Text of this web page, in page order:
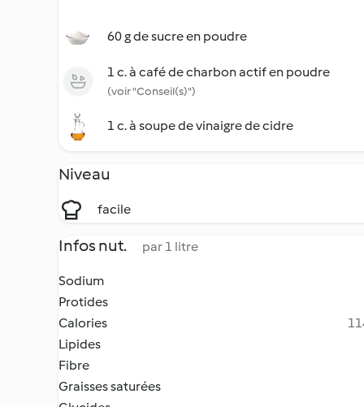
60 g de sucre en poudre
1 c. à café de charbon actif en poudre
(voir "Conseil(s)")
1 c. à soupe de vinaigre de cidre
Niveau
facile
Infos nut. par 1 litre
Sodium
Protides
Calories
Lipides
Fibre
Graisses saturées